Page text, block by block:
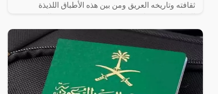
ثقافته وتاريخه العريق ومن بين هذه الأطباق اللذيذة
واللحم المفروم